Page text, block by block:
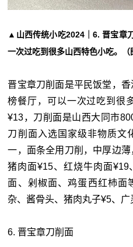
▲山西传统小吃2024｜6. 晋宝章
一次过吃到很多山西特色小吃。（
晋宝章刀削面是平民饭堂，
榜餐厅，可以一次过吃到很
¥13，刀削面是山西大同市
刀削面入选国家级非物质文
一，面条全用刀削，中厚边
猪肉面¥15、红烧牛肉面
面、剁椒面、鸡蛋西红杮面
杂、酱骨头、猪肉丸子¥5、广
6. 晋宝章刀削面